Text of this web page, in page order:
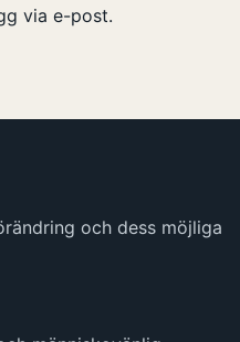
via e-post.
och dess möjliga